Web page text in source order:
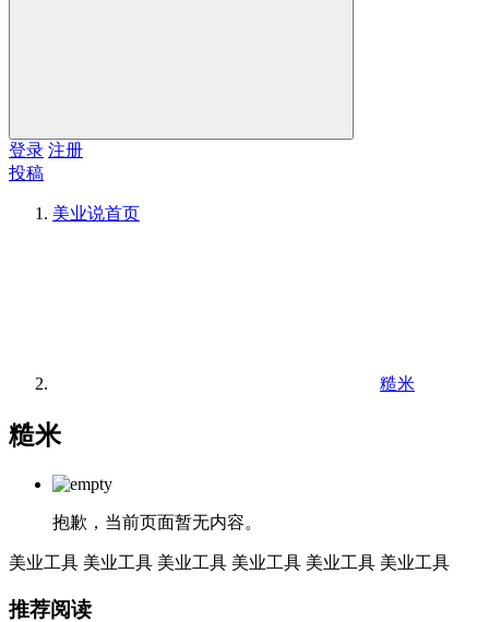
登录 注册
投稿
美业说首页
糙米
糙米
抱歉，当前页面暂无内容。
美业工具 美业工具 美业工具 美业工具 美业工具 美业工具
推荐阅读